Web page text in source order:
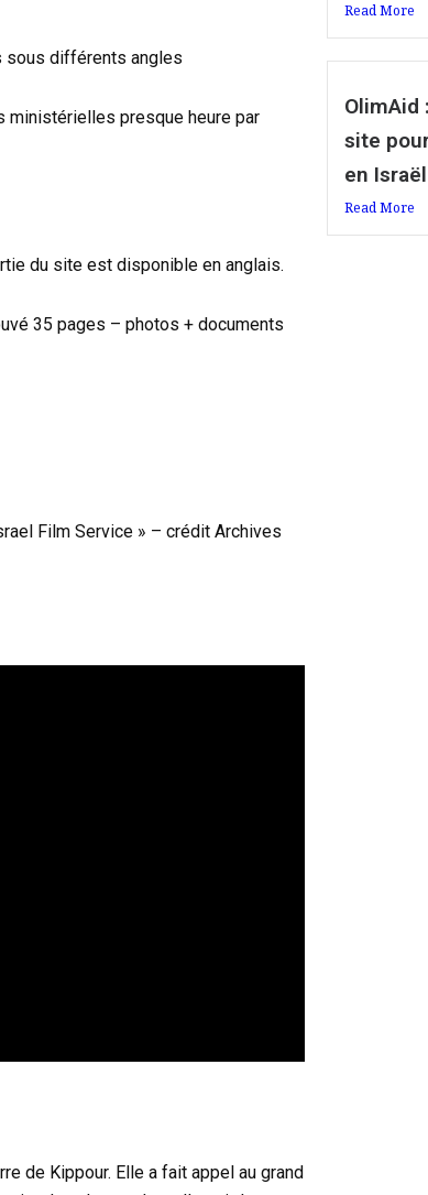
sous différents angles
presque heure par
du site est disponible en anglais.
35 pages – photos + documents
Film Service » – crédit Archives
de Kippour. Elle a fait appel au grand
Read More
OlimAid
site
en Israël
Read More